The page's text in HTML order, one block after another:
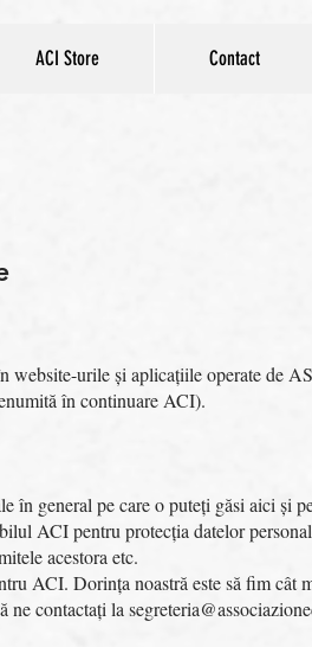
ACI Store Contact
website-urile și aplicațiile operate de
în continuare ACI).
general pe care o puteți găsi aici și
ACI pentru protecția datelor
acestora etc.
ACI. Dorința noastră este să fim cât
contactați la